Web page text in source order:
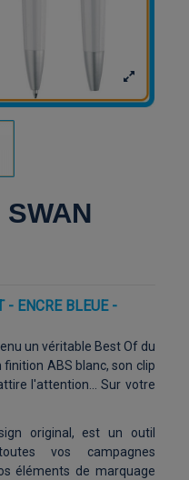
- ENCRE BLEUE -
un véritable Best Of du
ABS blanc, son clip
l'attention... Sur votre
original, est un outil
vos campagnes
éléments de marquage